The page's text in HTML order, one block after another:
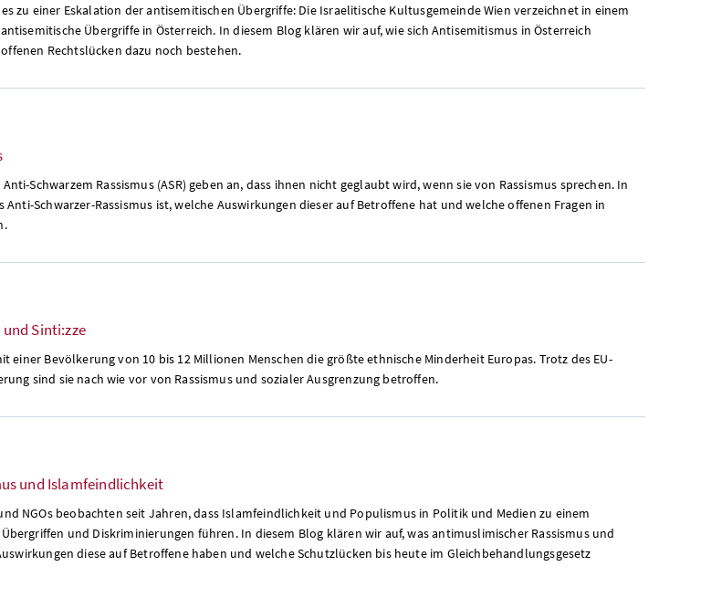
zu einer Eskalation der antisemitischen Übergriffe: Die Israelitische Kultusgemeinde Wien verzeichnet in einem
Übergriffe in Österreich. In diesem Blog klären wir auf, wie sich Antisemitismus in Österreich
Rechtslücken dazu noch bestehen.
Schwarzem Rassismus (ASR) geben an, dass ihnen nicht geglaubt wird, wenn sie von Rassismus sprechen. In
Anti-Schwarzer-Rassismus ist, welche Auswirkungen dieser auf Betroffene hat und welche offenen Fragen in
Sinti:zze
einer Bevölkerung von 10 bis 12 Millionen Menschen die größte ethnische Minderheit Europas. Trotz des EU-
sind sie nach wie vor von Rassismus und sozialer Ausgrenzung betroffen.
und Islamfeindlichkeit
NGOs beobachten seit Jahren, dass Islamfeindlichkeit und Populismus in Politik und Medien zu einem
und Diskriminierungen führen. In diesem Blog klären wir auf, was antimuslimischer Rassismus und
diese auf Betroffene haben und welche Schutzlücken bis heute im Gleichbehandlungsgesetz